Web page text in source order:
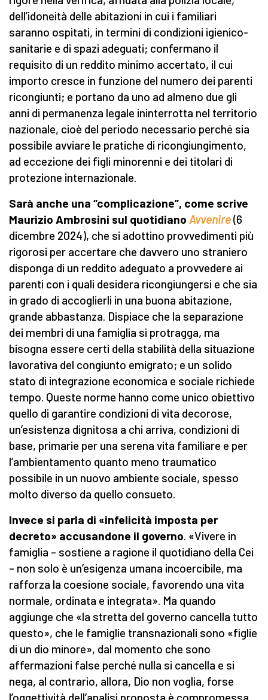
dell’idoneità delle abitazioni in cui i familiari
saranno ospitati, in termini di condizioni igienico-
sanitarie e di spazi adeguati; confermano il
requisito di un reddito minimo accertato, il cui
importo cresce in funzione del numero dei parenti
ricongiunti; e portano da uno ad almeno due gli
anni di permanenza legale ininterrotta nel territorio
nazionale, cioè del periodo necessario perché sia
possibile avviare le pratiche di ricongiungimento,
ad eccezione dei figli minorenni e dei titolari di
protezione internazionale.
Sarà anche una “complicazione”, come scrive
Maurizio Ambrosini sul quotidiano Avvenire(6
dicembre 2024), che si adottino provvedimenti più
rigorosi per accertare che davvero uno straniero
disponga di un reddito adeguato a provvedere ai
parenti con i quali desidera ricongiungersi e che sia
in grado di accoglierli in una buona abitazione,
grande abbastanza. Dispiace che la separazione
dei membri di una famiglia si protragga, ma
bisogna essere certi della stabilità della situazione
lavorativa del congiunto emigrato; e un solido
stato di integrazione economica e sociale richiede
tempo. Queste norme hanno come unico obiettivo
quello di garantire condizioni di vita decorose,
un’esistenza dignitosa a chi arriva, condizioni di
base, primarie per una serena vita familiare e per
l’ambientamento quanto meno traumatico
possibile in un nuovo ambiente sociale, spesso
molto diverso da quello consueto.
Invece si parla di «infelicità imposta per
decreto» accusandone il governo. «Vivere in
famiglia – sostiene a ragione il quotidiano della Cei
– non solo è un’esigenza umana incoercibile, ma
rafforza la coesione sociale, favorendo una vita
normale, ordinata e integrata». Ma quando
aggiunge che «la stretta del governo cancella tutto
questo», che le famiglie transnazionali sono «figlie
di un dio minore», dal momento che sono
affermazioni false perché nulla si cancella e si
nega, al contrario, allora, Dio non voglia, forse